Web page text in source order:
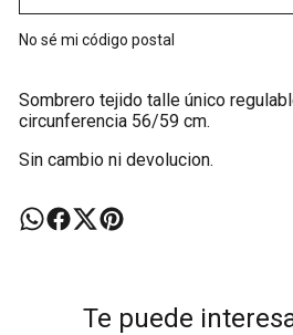
No sé mi código postal
Sombrero tejido talle único
circunferencia 56/59 cm.
Sin cambio ni devolucion.
Te puede